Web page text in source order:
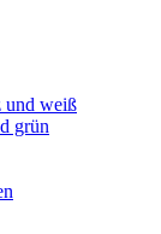
und weiß
grün